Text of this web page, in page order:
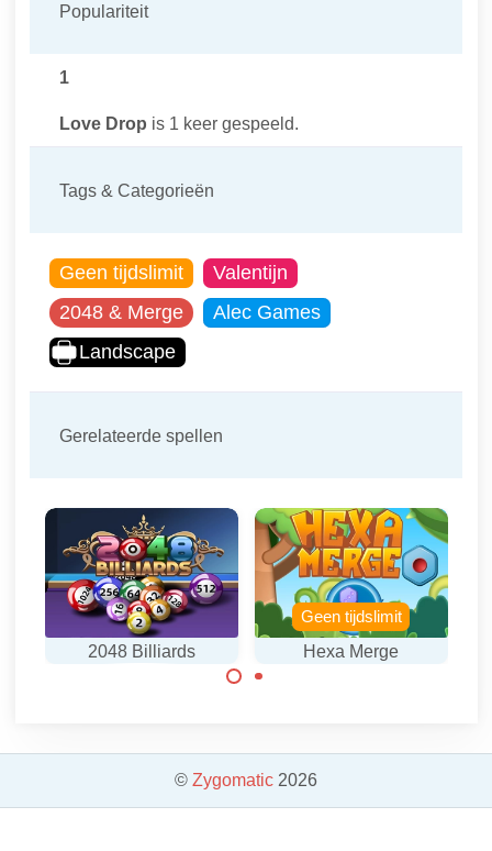
Populariteit
1
Love Drop is 1 keer gespeeld.
Tags & Categorieën
Geen tijdslimit
Valentijn
2048 & Merge
Alec Games
Landscape
Gerelateerde spellen
2048 Billiards Hexa Merge
Geen tijdslimit
waardes.
© Zygomatic 2026